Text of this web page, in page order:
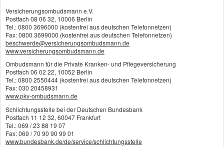
hinausgehen - etwa die Planung von Reha-
Maßnahmen.
Finanzieller Schutz bei steigendem Bedarf
Durch Dynamisierung - also regelmäßige
Erhöhung von Rentenansprüchen und
Beiträgen - können Sie Ihren
Berufsunfähigkeitsschutz an steigende
Lebenshaltungskosten und wachsenden
Finanzbedarf anpassen.
Versicherungsombudsmann e.V.
Postfach 08 06 32, 10006 Berlin
Tel.: 0800 3696000 (kostenfrei aus deutschen Telefonnetzen)
Fax: 0800 3699000 (kostenfrei aus deutschen Telefonnetzen)
beschwerde@versicherungsombudsmann.de
www.versicherungsombudsmann.de
Ombudsmann für die Private Kranken- und Pflegeversicherung
Postfach 06 02 22, 10052 Berlin
Tel.: 0800 2550444 (kostenfrei aus deutschen Telefonnetzen)
Fax: 030 20458931
www.pkv-ombudsmann.de
Schlichtungsstelle bei der Deutschen Bundesbank
Postfach 11 12 32, 60047 Frankfurt
Tel.: 069 / 23 88 19 07
Fax: 069 / 70 90 90 99 01
www.bundesbank.de/de/service/schlichtungsstelle